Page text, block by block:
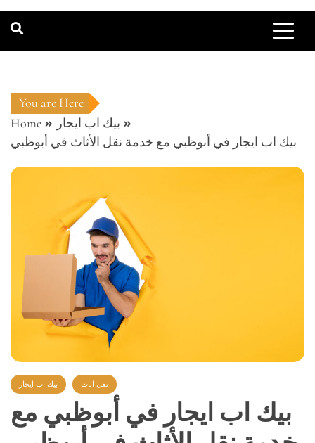
You are Here
Home
بيك اب ايجار
بيك اب ايجار في أبوظبي مع خدمة نقل الأثاث في أبوظبي
بيك اب ايجار نقل اثاث
بيك اب ايجار في أبوظبي مع